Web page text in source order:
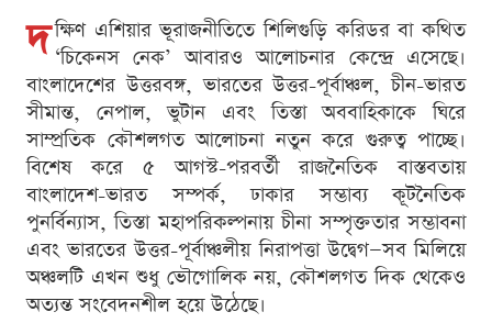
দ ক্ষিণ এশিয়ার ভূরাজনীতিতে শিলিগুড়ি করিডর বা কথিত
‘চিকেনস নেক’ আবারও আলোচনার কেন্দ্রে এসেছে।
বাংলাদেশের উত্তরবঙ্গ, ভারতের উত্তর-পূর্বাঞ্চল, চীন-ভারত
সীমান্ত, নেপাল, ভুটান এবং তিস্তা অববাহিকাকে ঘিরে
সাম্প্রতিক কৌশলগত আলোচনা নতুন করে গুরুত্ব পাচ্ছে।
বিশেষ করে ৫ আগস্ট-পরবর্তী রাজনৈতিক বাস্তবতায়
বাংলাদেশ-ভারত সম্পর্ক, ঢাকার সম্ভাব্য কূটনৈতিক
পুনর্বিন্যাস, তিস্তা মহাপরিকল্পনায় চীনা সম্পৃক্ততার সম্ভাবনা
এবং ভারতের উত্তর-পূর্বাঞ্চলীয় নিরাপত্তা উদ্বেগ—সব মিলিয়ে
অঞ্চলটি এখন শুধু ভৌগোলিক নয়, কৌশলগত দিক থেকেও
অত্যন্ত সংবেদনশীল হয়ে উঠেছে।